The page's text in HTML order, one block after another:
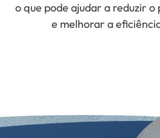
o que pode ajudar a reduzir
e melhorar a